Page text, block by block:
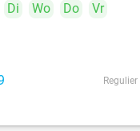
Di Wo Do
Vr
Regulier